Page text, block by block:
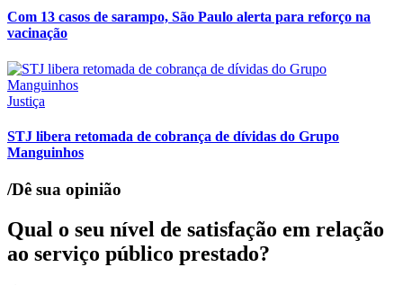
Com 13 casos de sarampo, São Paulo alerta para reforço na
vacinação
Justiça
STJ libera retomada de cobrança de dívidas do Grupo
Manguinhos
/Dê sua opinião
Qual o seu nível de satisfação em relação
ao serviço público prestado?